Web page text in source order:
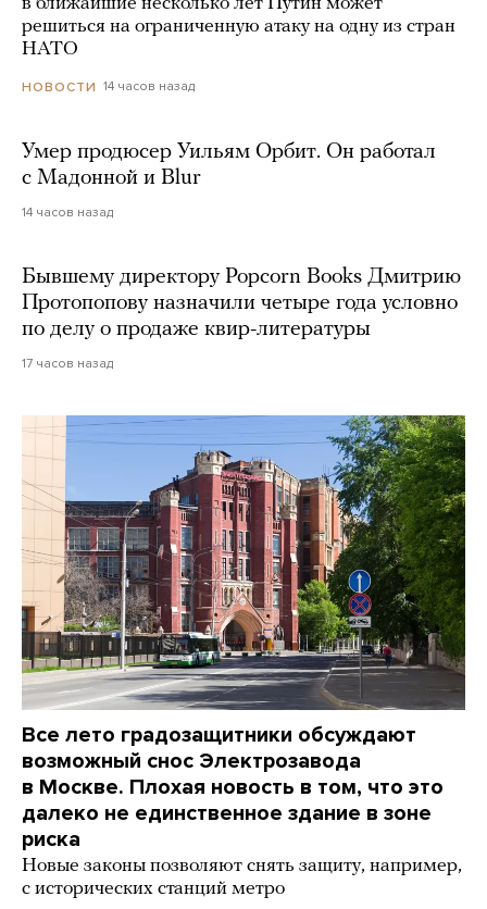
в ближайшие несколько лет Путин может
решиться на ограниченную атаку на одну из стран
НАТО
НОВОСТИ 14 часов назад
Умер продюсер Уильям Орбит. Он работал
с Мадонной и Blur
14 часов назад
Бывшему директору Popcorn Books Дмитрию
Протопопову назначили четыре года условно
по делу о продаже квир-литературы
17 часов назад
Все лето градозащитники обсуждают
возможный снос Электрозавода
в Москве. Плохая новость в том, что это
далеко не единственное здание в зоне
риска
Новые законы позволяют снять защиту, например,
с исторических станций метро